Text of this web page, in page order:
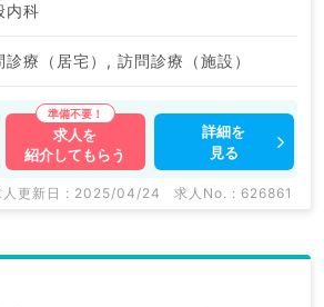
内科
診療（居宅）, 訪問診療（施設）
求人を
紹介してもらう
詳細を
見る
人更新日 : 2025/04/24 求人No. : 626861